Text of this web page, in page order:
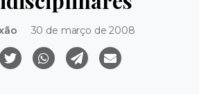
30 de março de 2008